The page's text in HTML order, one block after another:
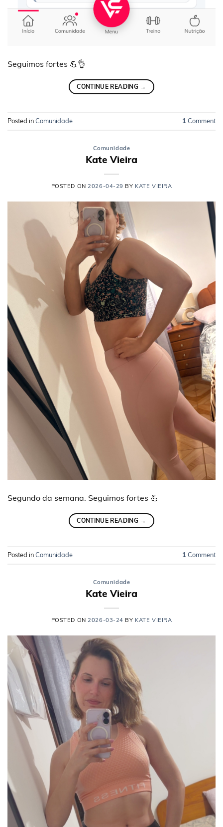
Seguimos fortes 💪👌
CONTINUE READING →
Posted inComunidade 1 Comment
Comunidade
Kate Vieira
POSTED ON 2026-04-29 BY KATE VIEIRA
Segundo da semana. Seguimos fortes 💪
CONTINUE READING →
Posted inComunidade 1 Comment
Comunidade
Kate Vieira
POSTED ON 2026-03-24 BY KATE VIEIRA